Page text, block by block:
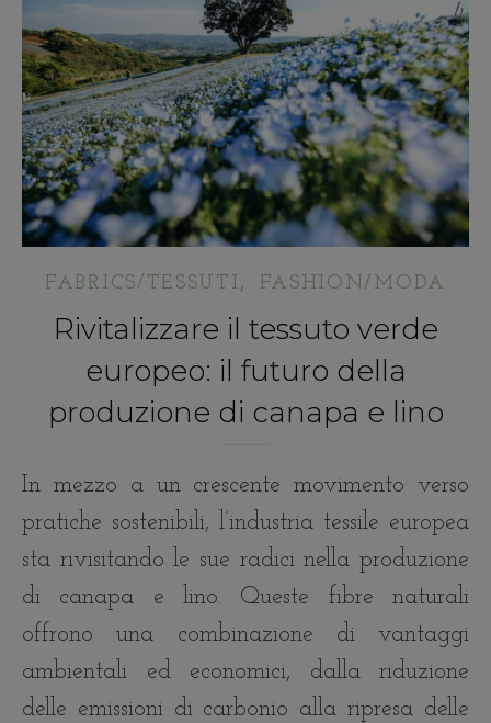
FABRICS/TESSUTI , FASHION/MODA
Rivitalizzare il tessuto verde
europeo: il futuro della
produzione di canapa e lino
In mezzo a un crescente movimento verso
pratiche sostenibili, l’industria tessile europea
sta rivisitando le sue radici nella produzione
di canapa e lino. Queste fibre naturali
offrono una combinazione di vantaggi
ambientali ed economici, dalla riduzione
delle emissioni di carbonio alla ripresa delle